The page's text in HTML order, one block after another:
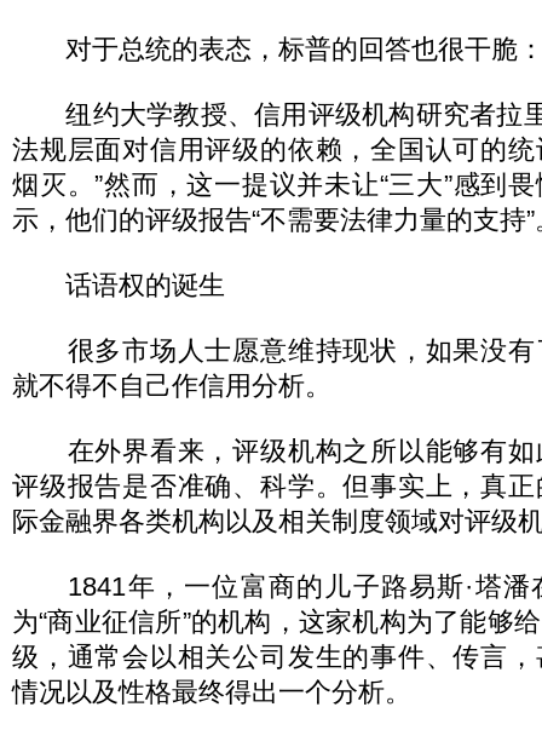
对于总统的表态，标普的回答也很干脆：
纽约大学教授、信用评级机构研究者拉里
法规层面对信用评级的依赖，全国认可的
烟灭。”然而，这一提议并未让“三大”感到
示，他们的评级报告“不需要法律力量的支持”
话语权的诞生
很多市场人士愿意维持现状，如果没有
就不得不自己作信用分析。
在外界看来，评级机构之所以能够有如
评级报告是否准确、科学。但事实上，真
际金融界各类机构以及相关制度领域对评级
1841年，一位富商的儿子路易斯·塔潘
为“商业征信所”的机构，这家机构为了能够
级，通常会以相关公司发生的事件、传言
情况以及性格最终得出一个分析。